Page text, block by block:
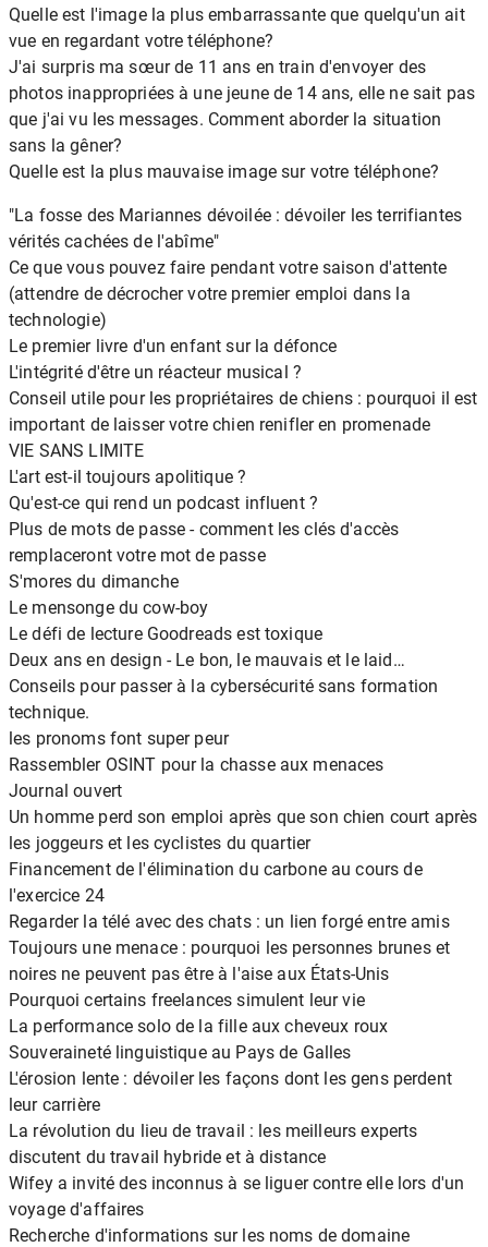
Quelle est l'image la plus embarrassante que quelqu'un ait
vue en regardant votre téléphone?
J'ai surpris ma sœur de 11 ans en train d'envoyer des
photos inappropriées à une jeune de 14 ans, elle ne sait pas
que j'ai vu les messages. Comment aborder la situation
sans la gêner?
Quelle est la plus mauvaise image sur votre téléphone?
"La fosse des Mariannes dévoilée : dévoiler les terrifiantes
vérités cachées de l'abîme"
Ce que vous pouvez faire pendant votre saison d'attente
(attendre de décrocher votre premier emploi dans la
technologie)
Le premier livre d'un enfant sur la défonce
L'intégrité d'être un réacteur musical ?
Conseil utile pour les propriétaires de chiens : pourquoi il est
important de laisser votre chien renifler en promenade
VIE SANS LIMITE
L'art est-il toujours apolitique ?
Qu'est-ce qui rend un podcast influent ?
Plus de mots de passe - comment les clés d'accès
remplaceront votre mot de passe
S'mores du dimanche
Le mensonge du cow-boy
Le défi de lecture Goodreads est toxique
Deux ans en design - Le bon, le mauvais et le laid…
Conseils pour passer à la cybersécurité sans formation
technique.
les pronoms font super peur
Rassembler OSINT pour la chasse aux menaces
Journal ouvert
Un homme perd son emploi après que son chien court après
les joggeurs et les cyclistes du quartier
Financement de l'élimination du carbone au cours de
l'exercice 24
Regarder la télé avec des chats : un lien forgé entre amis
Toujours une menace : pourquoi les personnes brunes et
noires ne peuvent pas être à l'aise aux États-Unis
Pourquoi certains freelances simulent leur vie
La performance solo de la fille aux cheveux roux
Souveraineté linguistique au Pays de Galles
L'érosion lente : dévoiler les façons dont les gens perdent
leur carrière
La révolution du lieu de travail : les meilleurs experts
discutent du travail hybride et à distance
Wifey a invité des inconnus à se liguer contre elle lors d'un
voyage d'affaires
Recherche d'informations sur les noms de domaine